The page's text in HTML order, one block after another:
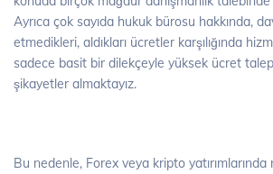
Ayrıca çok sayıda hukuk bürosu hakkında,
etmedikleri, aldıkları ücretler karşılığında
sadece basit bir dilekçeyle yüksek ücret
şikayetler almaktayız.
Bu nedenle, Forex veya kripto yatırımlarında